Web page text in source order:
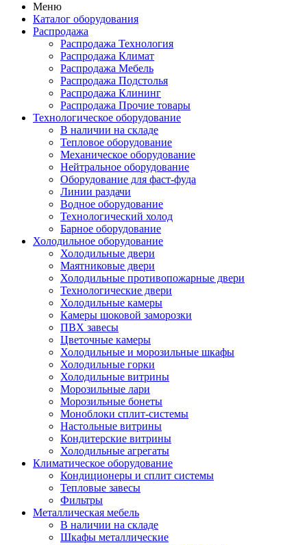
Меню
Каталог оборудования
Распродажа
Распродажа Технология
Распродажа Климат
Распродажа Мебель
Распродажа Подстолья
Распродажа Клининг
Распродажа Прочие товары
Технологическое оборудование
В наличии на складе
Тепловое оборудование
Механическое оборудование
Нейтральное оборудование
Оборудование для фаст-фуда
Линии раздачи
Водное оборудование
Технологический холод
Барное оборудование
Холодильное оборудование
Холодильные двери
Маятниковые двери
Холодильные противопожарные двери
Технологические двери
Холодильные камеры
Камеры шоковой заморозки
ПВХ завесы
Цветочные камеры
Холодильные и морозильные шкафы
Холодильные горки
Холодильные витрины
Морозильные лари
Морозильные бонеты
Моноблоки сплит-системы
Настольные витрины
Кондитерские витрины
Холодильные агрегаты
Климатическое оборудование
Кондиционеры и сплит системы
Тепловые завесы
Фильтры
Металлическая мебель
В наличии на складе
Шкафы металлические